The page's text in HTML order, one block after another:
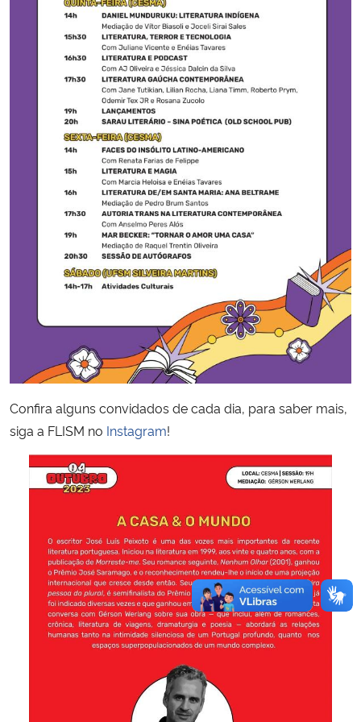
Confira alguns convidados de cada dia, para saber mais,
siga a FLISM no Instagram!